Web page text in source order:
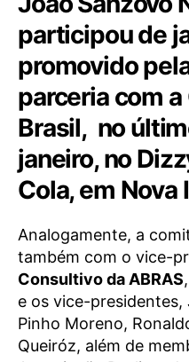
participou de
promovido
parceria com a
Brasil, no
janeiro, no
Cola, em Nova
Analogamente, a
também com o vice-
Consultivo da ABRAS
e os vice-presidentes,
Pinho Moreno,
Queiróz, além de